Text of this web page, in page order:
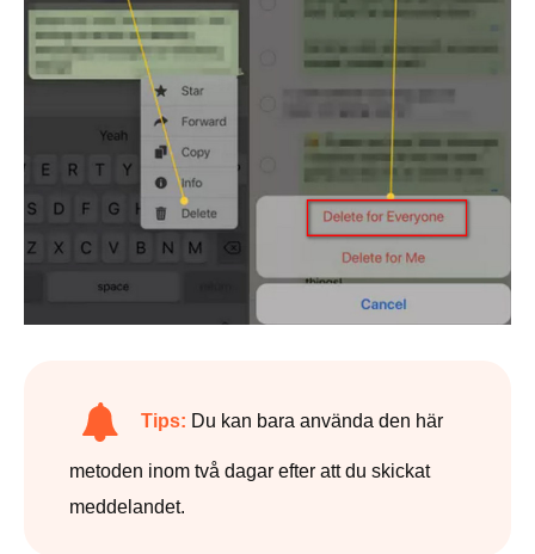
Tips: Du kan bara använda den här
metoden inom två dagar efter att du skickat
meddelandet.